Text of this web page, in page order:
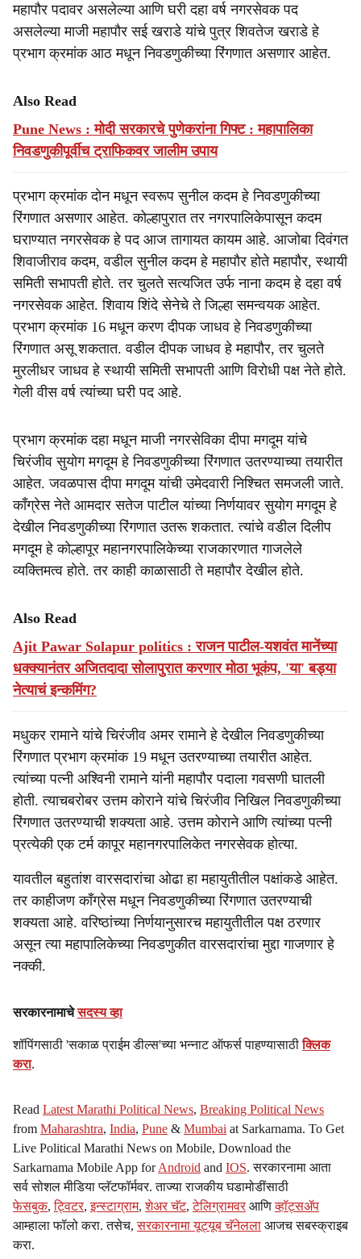
महापौर पदावर असलेल्या आणि घरी दहा वर्ष नगरसेवक पद
असलेल्या माजी महापौर सई खराडे यांचे पुत्र शिवतेज खराडे हे
प्रभाग क्रमांक आठ मधून निवडणुकीच्या रिंगणात असणार आहेत.
Also Read
Pune News : मोदी सरकारचे पुणेकरांना गिफ्ट : महापालिका
निवडणुकीपूर्वीच ट्राफिकवर जालीम उपाय
प्रभाग क्रमांक दोन मधून स्वरूप सुनील कदम हे निवडणुकीच्या
रिंगणात असणार आहेत. कोल्हापुरात तर नगरपालिकेपासून कदम
घराण्यात नगरसेवक हे पद आज तागायत कायम आहे. आजोबा दिवंगत
शिवाजीराव कदम, वडील सुनील कदम हे महापौर होते महापौर, स्थायी
समिती सभापती होते. तर चुलते सत्यजित उर्फ नाना कदम हे दहा वर्ष
नगरसेवक आहेत. शिवाय शिंदे सेनेचे ते जिल्हा समन्वयक आहेत.
प्रभाग क्रमांक 16 मधून करण दीपक जाधव हे निवडणुकीच्या
रिंगणात असू शकतात. वडील दीपक जाधव हे महापौर, तर चुलते
मुरलीधर जाधव हे स्थायी समिती सभापती आणि विरोधी पक्ष नेते होते.
गेली वीस वर्ष त्यांच्या घरी पद आहे.
प्रभाग क्रमांक दहा मधून माजी नगरसेविका दीपा मगदूम यांचे
चिरंजीव सुयोग मगदूम हे निवडणुकीच्या रिंगणात उतरण्याच्या तयारीत
आहेत. जवळपास दीपा मगदूम यांची उमेदवारी निश्चित समजली जाते.
काँग्रेस नेते आमदार सतेज पाटील यांच्या निर्णयावर सुयोग मगदूम हे
देखील निवडणुकीच्या रिंगणात उतरू शकतात. त्यांचे वडील दिलीप
मगदूम हे कोल्हापूर महानगरपालिकेच्या राजकारणात गाजलेले
व्यक्तिमत्व होते. तर काही काळासाठी ते महापौर देखील होते.
Also Read
Ajit Pawar Solapur politics : राजन पाटील-यशवंत मानेंच्या
धक्क्यानंतर अजितदादा सोलापुरात करणार मोठा भूकंप, 'या' बड्या
नेत्याचं इन्कमिंग?
मधुकर रामाने यांचे चिरंजीव अमर रामाने हे देखील निवडणुकीच्या
रिंगणात प्रभाग क्रमांक 19 मधून उतरण्याच्या तयारीत आहेत.
त्यांच्या पत्नी अश्विनी रामाने यांनी महापौर पदाला गवसणी घातली
होती. त्याचबरोबर उत्तम कोराने यांचे चिरंजीव निखिल निवडणुकीच्या
रिंगणात उतरण्याची शक्यता आहे. उत्तम कोराने आणि त्यांच्या पत्नी
प्रत्येकी एक टर्म कापूर महानगरपालिकेत नगरसेवक होत्या.
यावतील बहुतांश वारसदारांचा ओढा हा महायुतीतील पक्षांकडे आहेत.
तर काहीजण काँग्रेस मधून निवडणुकीच्या रिंगणात उतरण्याची
शक्यता आहे. वरिष्ठांच्या निर्णयानुसारच महायुतीतील पक्ष ठरणार
असून त्या महापालिकेच्या निवडणुकीत वारसदारांचा मुद्दा गाजणार हे
नक्की.
सरकारनामाचेसदस्य व्हा
शॉपिंगसाठी 'सकाळ प्राईम डील्स'च्या भन्नाट ऑफर्स पाहण्यासाठीक्लिक
करा.
Read Latest Marathi Political News, Breaking Political News
from Maharashtra, India, Pune & Mumbai at Sarkarnama. To Get
Live Political Marathi News on Mobile, Download the
Sarkarnama Mobile App forAndroid and IOS. सरकारनामा आता
सर्व सोशल मीडिया प्लॅटफॉर्मवर. ताज्या राजकीय घडामोडींसाठी
फेसबुक,ट्विटर,इन्स्टाग्राम,शेअर चॅट,टेलिग्रामवर आणिव्हॉट्सॲप
आम्हाला फॉलो करा. तसेच,सरकारनामा यूट्यूब चॅनेलला आजच सबस्क्राइब
करा.